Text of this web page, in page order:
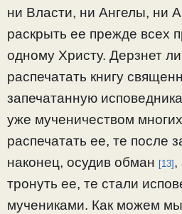
ни Власти, ни Ангелы, ни
раскрыть ее прежде всех
одному Христу. Дерзнет ли
распечатать книгу
запечатанную
уже мученичеством
распечатать ее, те после
наконец, осудив обман [13] ,
тронуть ее, те стали
мучениками. Как можем мы